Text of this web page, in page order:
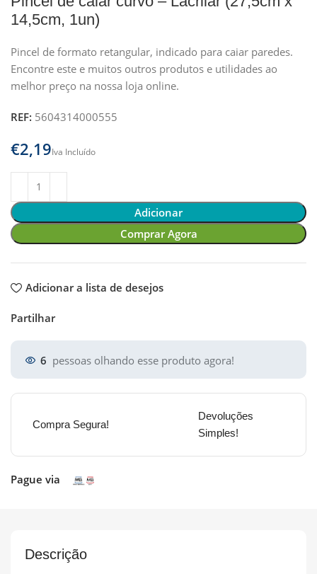
14,5cm, 1un)
Pincel de formato retangular, indicado para caiar paredes.
Encontre este e muitos outros produtos e utilidades ao
melhor preço na nossa loja online.
REF: 5604314000555
€
Adicionar
Comprar Agora
Adicionar a lista de desejos
Partilhar
6 pessoas olhando esse produto agora!
Compra Segura!
Devoluções
Simples!
Pague via
Descrição